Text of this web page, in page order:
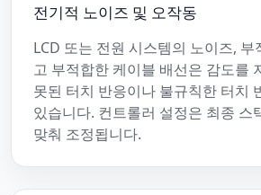
전기적 노이즈 및 오작동
LCD 또는 전원 시스템의 노이즈, 부
고 부적합한 케이블 배선은 감도를
못된 터치 반응이나 불규칙한 터치
있습니다. 컨트롤러 설정은 최종 스
맞춰 조정됩니다.